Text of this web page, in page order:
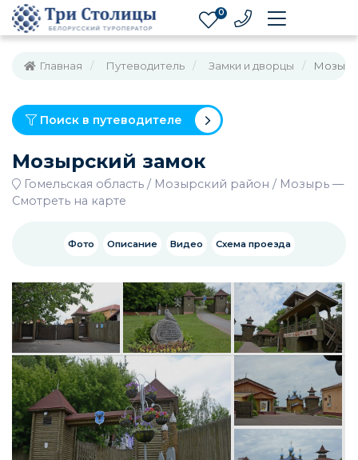
0
Главная Путеводитель Замки и дворцы
Поиск в путеводителе
Мозырский замок
Гомельская область Мозырский район Мозырь —
Смотреть на карте
Фото Описание Видео Схема проезда